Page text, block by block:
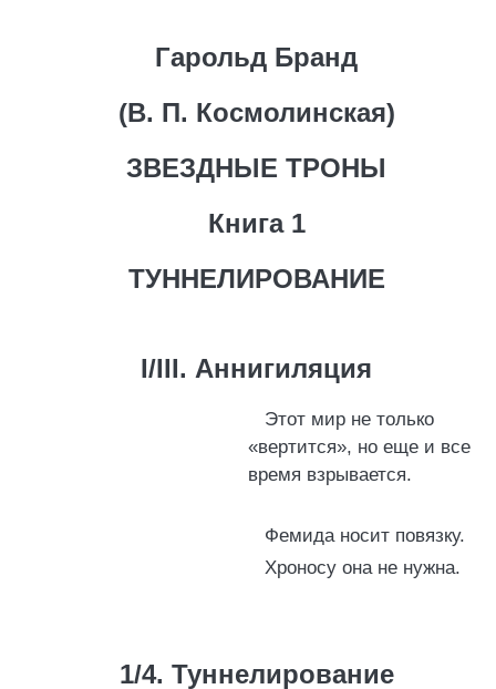
Гарольд Бранд
(В. П. Космолинская)
ЗВЕЗДНЫЕ ТРОНЫ
Книга 1
ТУННЕЛИРОВАНИЕ
I/III. Аннигиляция
Этот мир не только
«вертится», но еще и все
время взрывается.
Фемида носит повязку.
Хроносу она не нужна.
1/4. Туннелирование